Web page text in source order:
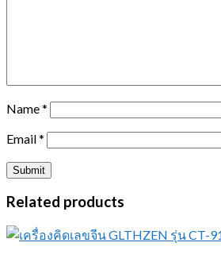
Name*
Email*
Related products